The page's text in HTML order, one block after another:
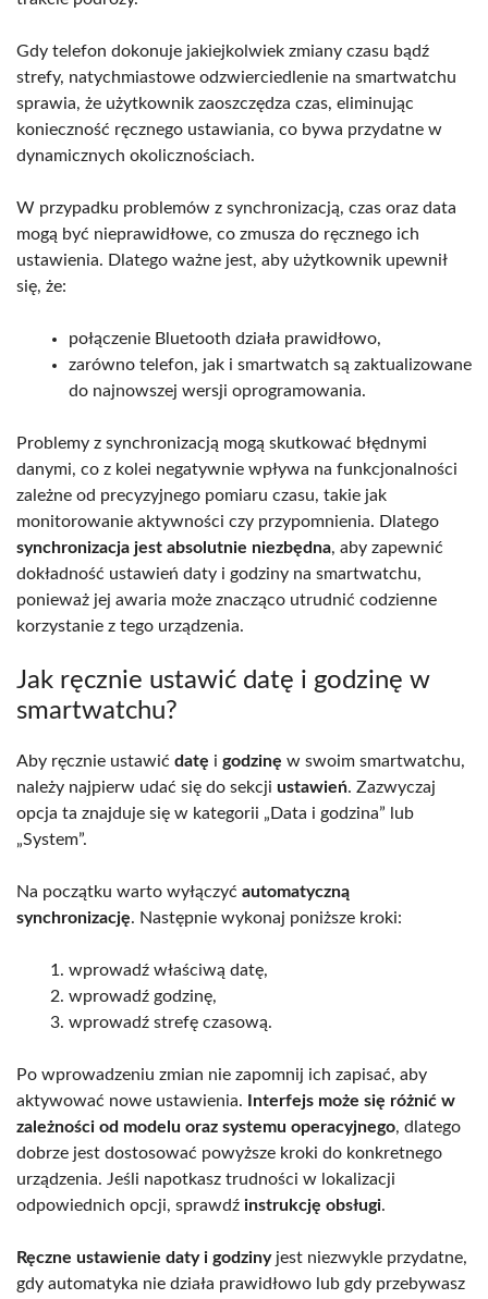
Gdy telefon dokonuje jakiejkolwiek zmiany czasu bądź
strefy, natychmiastowe odzwierciedlenie na smartwatchu
sprawia, że użytkownik zaoszczędza czas, eliminując
konieczność ręcznego ustawiania, co bywa przydatne w
dynamicznych okolicznościach.
W przypadku problemów z synchronizacją, czas oraz data
mogą być nieprawidłowe, co zmusza do ręcznego ich
ustawienia. Dlatego ważne jest, aby użytkownik upewnił
się, że:
połączenie Bluetooth działa prawidłowo,
zarówno telefon, jak i smartwatch są zaktualizowane
do najnowszej wersji oprogramowania.
Problemy z synchronizacją mogą skutkować błędnymi
danymi, co z kolei negatywnie wpływa na funkcjonalności
zależne od precyzyjnego pomiaru czasu, takie jak
monitorowanie aktywności czy przypomnienia. Dlatego
synchronizacja jest absolutnie niezbędna, aby zapewnić
dokładność ustawień daty i godziny na smartwatchu,
ponieważ jej awaria może znacząco utrudnić codzienne
korzystanie z tego urządzenia.
Jak ręcznie ustawić datę i godzinę w
smartwatchu?
Aby ręcznie ustawić datę i godzinę w swoim smartwatchu,
należy najpierw udać się do sekcji ustawień. Zazwyczaj
opcja ta znajduje się w kategorii „Data i godzina” lub
„System”.
Na początku warto wyłączyć automatyczną
synchronizację. Następnie wykonaj poniższe kroki:
wprowadź właściwą datę,
wprowadź godzinę,
wprowadź strefę czasową.
Po wprowadzeniu zmian nie zapomnij ich zapisać, aby
aktywować nowe ustawienia.
Interfejs może się różnić w
zależności od modelu oraz systemu operacyjnego, dlatego
dobrze jest dostosować powyższe kroki do konkretnego
urządzenia. Jeśli napotkasz trudności w lokalizacji
odpowiednich opcji, sprawdź instrukcję obsługi.
Ręczne ustawienie daty i godzinyjest niezwykle przydatne,
gdy automatyka nie działa prawidłowo lub gdy przebywasz